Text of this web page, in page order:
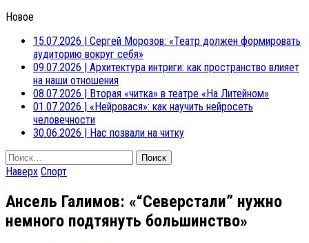
Новое
15.07.2026 | Сергей Морозов: «Театр должен формировать
аудиторию вокруг себя»
09.07.2026 | Архитектура интриги: как пространство влияет
на наши отношения
08.07.2026 | Вторая «читка» в театре «На Литейном»
01.07.2026 | «Нейровася»: как научить нейросеть
человечности
30.06.2026 | Нас позвали на читку
Найти:
Наверх Спорт
Ансель Галимов: «“Северстали” нужно
немного подтянуть большинство»